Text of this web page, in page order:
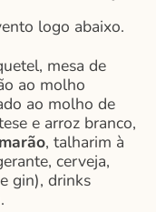
logo abaixo.
mesa de
ao molho
ao molho de
e arroz branco,
, talharim à
cerveja,
gin), drinks